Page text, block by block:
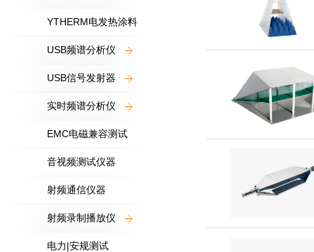
YTHERM电发热涂料
USB频谱分析仪
USB信号发射器
实时频谱分析仪
EMC电磁兼容测试
音视频测试仪器
射频通信仪器
射频录制播放仪
电力|安规测试